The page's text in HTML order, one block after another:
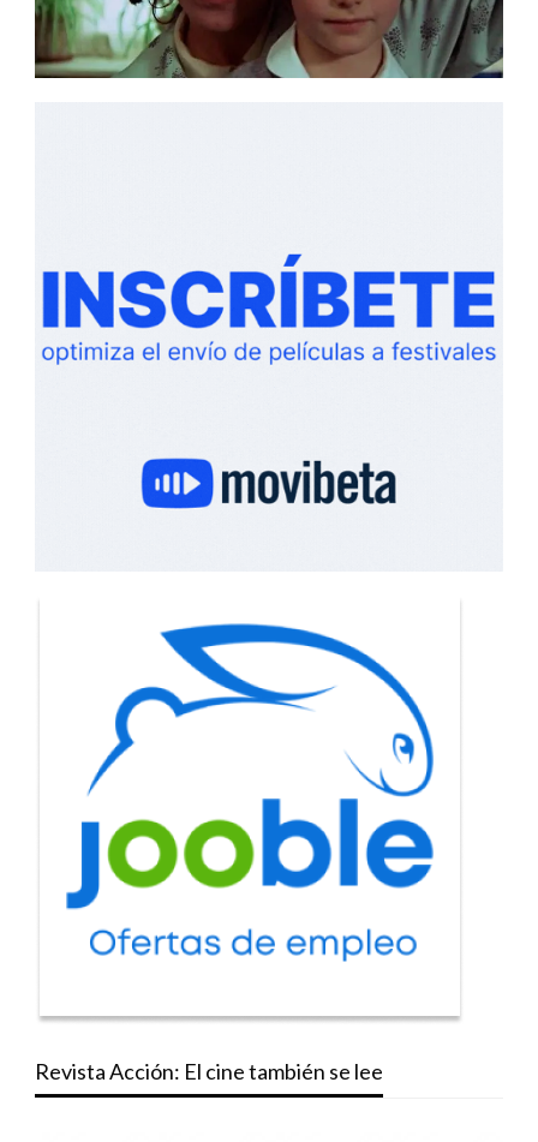
Revista Acción: El cine también se lee